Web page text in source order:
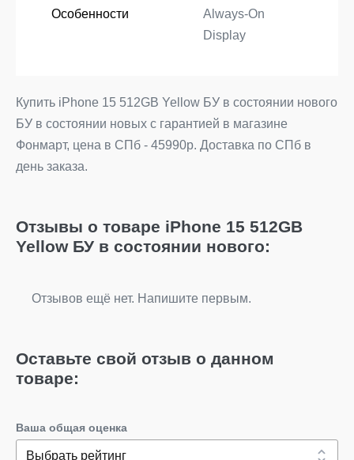
Особенности
Always-On
Display
Купить iPhone 15 512GB Yellow БУ в состоянии нового
БУ в состоянии новых с гарантией в магазине
Фонмарт, цена в СПб - 45990р. Доставка по СПб в
день заказа.
Отзывы о товаре iPhone 15 512GB
Yellow БУ в состоянии нового:
Отзывов ещё нет. Напишите первым.
Оставьте свой отзыв о данном
товаре:
Ваша общая оценка